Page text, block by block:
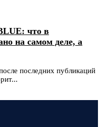
что в
на самом деле, а
последних публикаций